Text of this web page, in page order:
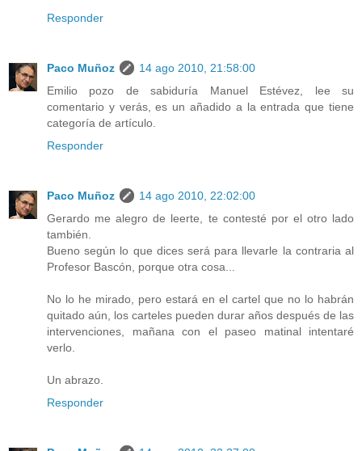
Responder
Paco Muñoz
14 ago 2010, 21:58:00
Emilio pozo de sabiduría Manuel Estévez, lee su
comentario y verás, es un añadido a la entrada que tiene
categoría de artículo.
Responder
Paco Muñoz
14 ago 2010, 22:02:00
Gerardo me alegro de leerte, te contesté por el otro lado
también.
Bueno según lo que dices será para llevarle la contraria al
Profesor Bascón, porque otra cosa...
No lo he mirado, pero estará en el cartel que no lo habrán
quitado aún, los carteles pueden durar años después de las
intervenciones, mañana con el paseo matinal intentaré
verlo.
Un abrazo.
Responder